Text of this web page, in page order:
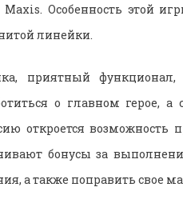
Особенность этой
линейки.
приятный функционал,
о главном герое, а
откроется возможность
бонусы за
а также поправить свое